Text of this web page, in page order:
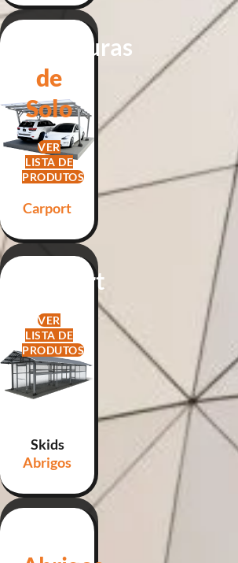
Estruturas
de
Solo
VER
LISTA DE
PRODUTOS
Carport
Carport
VER
LISTA DE
PRODUTOS
Skids
Abrigos